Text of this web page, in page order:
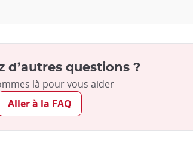
d’autres questions ?
là pour vous aider
Aller à la FAQ